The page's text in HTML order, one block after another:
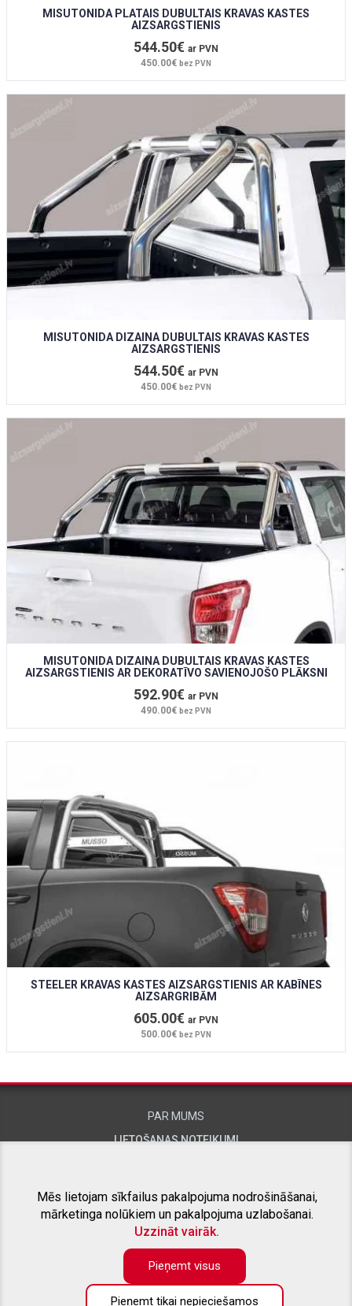
MISUTONIDA PLATAIS DUBULTAIS KRAVAS KASTES
AIZSARGSTIENIS
544.50€ ar PVN
450.00€ bez PVN
MISUTONIDA DIZAINA DUBULTAIS KRAVAS KASTES
AIZSARGSTIENIS
544.50€ ar PVN
450.00€ bez PVN
MISUTONIDA DIZAINA DUBULTAIS KRAVAS KASTES
AIZSARGSTIENIS AR DEKORATĪVO SAVIENOJOŠO PLĀKSNI
592.90€ ar PVN
490.00€ bez PVN
STEELER KRAVAS KASTES AIZSARGSTIENIS AR KABĪNES
AIZSARGRIBĀM
605.00€ ar PVN
500.00€ bez PVN
PAR MUMS
LIETOŠANAS NOTEIKUMI
SAISTĪTIE PROJEKTI
Mēs lietojam sīkfailus pakalpojuma nodrošināšanai,
mārketinga nolūkiem un pakalpojuma uzlabošanai.
Uzzināt vairāk.
Pieņemt visus
Pieņemt tikai nepieciešamos